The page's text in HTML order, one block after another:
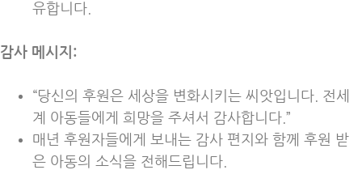
유합니다.
감사 메시지:
“당신의 후원은 세상을 변화시키는 씨앗입니다. 전세
계 아동들에게 희망을 주셔서 감사합니다.”
매년 후원자들에게 보내는 감사 편지와 함께 후원 받
은 아동의 소식을 전해드립니다.